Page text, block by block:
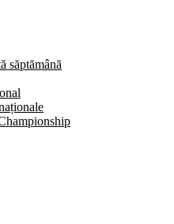
săptămână